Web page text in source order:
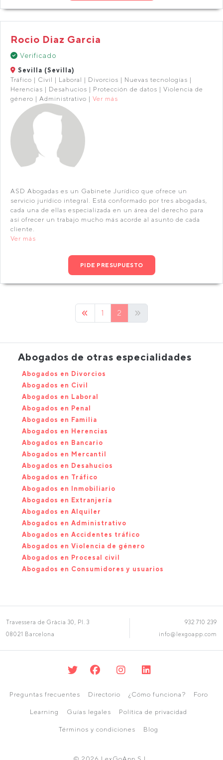
Rocio Diaz Garcia
Verificado
Sevilla (Sevilla)
Tráfico | Civil | Laboral | Divorcios | Nuevas tecnologías |
Herencias | Desahucios | Protección de datos | Violencia de
género | Administrativo | Ver más
ASD Abogadas es un Gabinete Jurídico que ofrece un
servicio jurídico integral. Está conformado por tres abogadas,
cada una de ellas especializada en un área del derecho para
así ofrecer un trabajo mucho más acorde al asunto de cada
cliente.
Ver más
PIDE PRESUPUESTO
1 2
Abogados de otras especialidades
Abogados en Divorcios
Abogados en Civil
Abogados en Laboral
Abogados en Penal
Abogados en Familia
Abogados en Herencias
Abogados en Bancario
Abogados en Mercantil
Abogados en Desahucios
Abogados en Tráfico
Abogados en Inmobiliario
Abogados en Extranjería
Abogados en Alquiler
Abogados en Administrativo
Abogados en Accidentes tráfico
Abogados en Violencia de género
Abogados en Procesal civil
Abogados en Consumidores y usuarios
Travessera de Gràcia 30, Pl. 3
08021 Barcelona
932 710 239
info@lexgoapp.com
Preguntas frecuentes Directorio ¿Cómo funciona? Foro
Learning Guías legales Política de privacidad
Términos y condiciones Blog